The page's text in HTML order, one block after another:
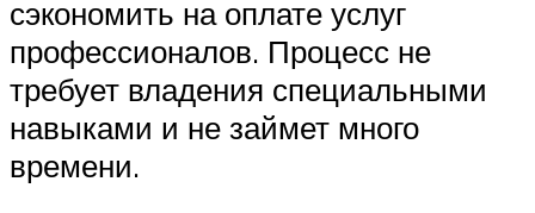
сэкономить на оплате услуг
профессионалов. Процесс не
требует владения специальными
навыками и не займет много
времени.